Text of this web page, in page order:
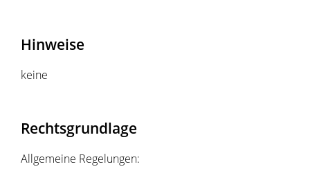
Hinweise
keine
Rechtsgrundlage
Allgemeine Regelungen: